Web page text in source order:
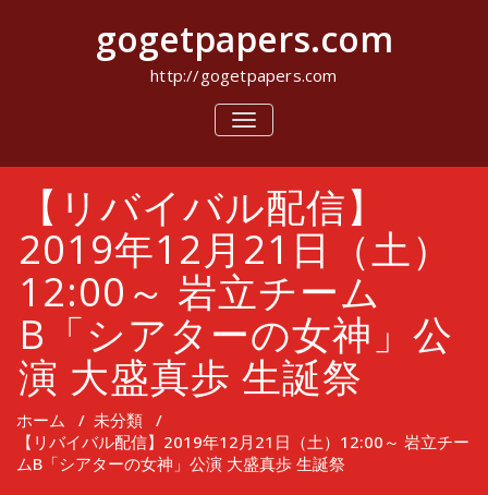
キ
gogetpapers.com
http://gogetpapers.com
ナ
ビ
シ
ョ
ン
を
切
り
替
え
【リバイバル配信】
2019年12月21日（土）
12:00～ 岩立チーム
B「シアターの女神」公
演 大盛真歩 生誕祭
ホーム / 未分類 /
【リバイバル配信】2019年12月21日（土）12:00～ 岩立チー
ムB「シアターの女神」公演 大盛真歩 生誕祭